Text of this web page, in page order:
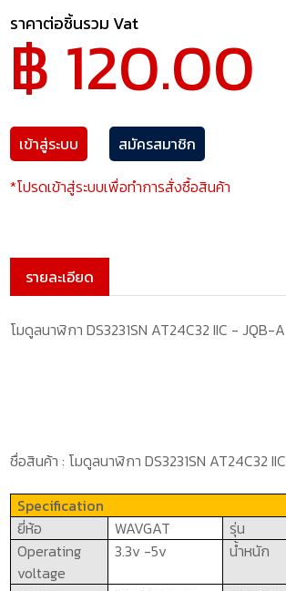
ราคาต่อชิ้นรวม Vat
฿ 120.00
เข้าสู่ระบบ
สมัครสมาชิก
*โปรดเข้าสู่ระบบเพื่อทำการสั่งซื้อสินค้า
รายละเอียด
โมดูลนาฬิกา DS3231SN AT24C32 IIC - JQB-A
ชื่อสินค้า : โมดูลนาฬิกาDS3231SN AT24C32 IIC
Specification
ยี่ห้อ
WAVGAT รุ่น
Operating
voltage
3.3v -5v น้ำหนัก